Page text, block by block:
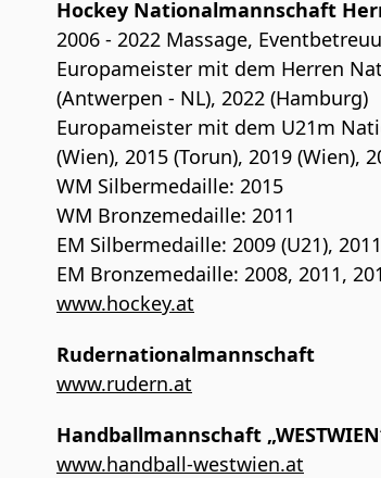
Hockey Nationalmannschaft
2006 - 2022 Massage,
Europameister mit dem Herren
(Antwerpen - NL), 2022 (Hamburg)
Europameister mit dem U21m
(Wien), 2015 (Torun), 2019 (Wien),
WM Silbermedaille: 2015
WM Bronzemedaille: 2011
EM Silbermedaille: 2009 (U21),
EM Bronzemedaille: 2008, 2011,
www.hockey.at
Rudernationalmannschaft
www.rudern.at
Handballmannschaft
www.handball-westwien.at